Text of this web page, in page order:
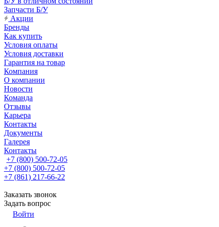
Запчасти Б/У
Акции
Бренды
Как купить
Условия оплаты
Условия доставки
Гарантия на товар
Компания
О компании
Новости
Команда
Отзывы
Карьера
Контакты
Документы
Галерея
Контакты
+7 (800) 500-72-05
+7 (800) 500-72-05
+7 (861) 217-66-22
Заказать звонок
Задать вопрос
Войти